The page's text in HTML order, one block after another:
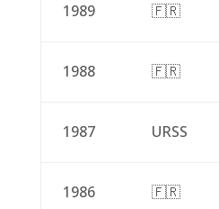
1989 🇫🇷
1988 🇫🇷
1987 URSS
1986 🇫🇷